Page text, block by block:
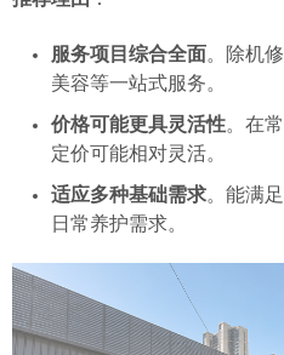
服务项目综合全面。除机
美容等一站式服务。
价格可能更具灵活性。在
定价可能相对灵活。
适应多种基础需求。能满
日常养护需求。